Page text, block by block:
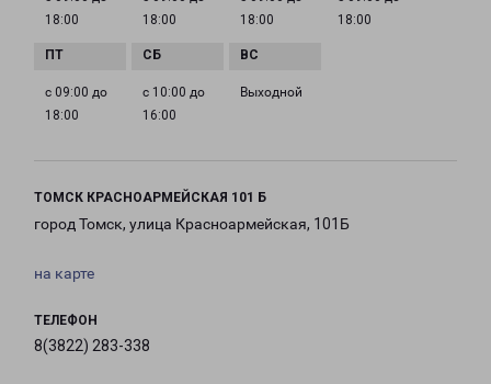
18:00
18:00
18:00
18:00
с 09:00 до
18:00
с 10:00 до
16:00
Выходной
ТОМСК КРАСНОАРМЕЙСКАЯ 101 Б
город Томск, улица Красноармейская, 101Б
на карте
ТЕЛЕФОН
8(3822) 283-338